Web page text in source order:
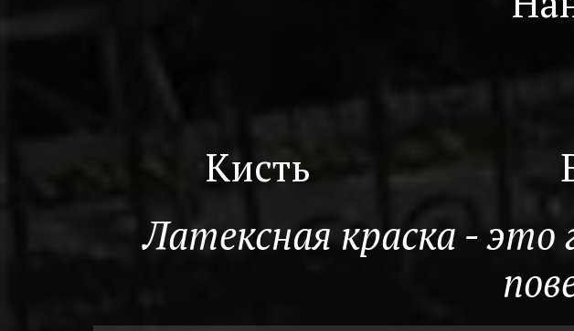
Кисть
Латексная краска - это